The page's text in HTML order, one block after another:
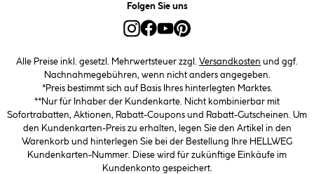
Folgen Sie uns
Alle Preise inkl. gesetzl. Mehrwertsteuer zzgl. Versandkosten und ggf.
Nachnahmegebühren, wenn nicht anders angegeben.
*Preis bestimmt sich auf Basis Ihres hinterlegten Marktes.
**Nur für Inhaber der Kundenkarte. Nicht kombinierbar mit
Sofortrabatten, Aktionen, Rabatt-Coupons und Rabatt-Gutscheinen. Um
den Kundenkarten-Preis zu erhalten, legen Sie den Artikel in den
Warenkorb und hinterlegen Sie bei der Bestellung Ihre HELLWEG
Kundenkarten-Nummer. Diese wird für zukünftige Einkäufe im
Kundenkonto gespeichert.